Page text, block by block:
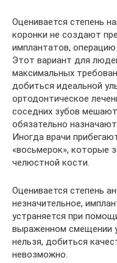
Оценивается степень
коронки не создают
имплантатов,
Этот вариант для
максимальных
добиться идеальной
ортодонтическое
соседних зубов
обязательно
Иногда врачи
«восьмерок», которые
челюстной кости.
Оценивается степень
незначительное,
устраняется при
выраженном смещении
нельзя, добиться
невозможно.